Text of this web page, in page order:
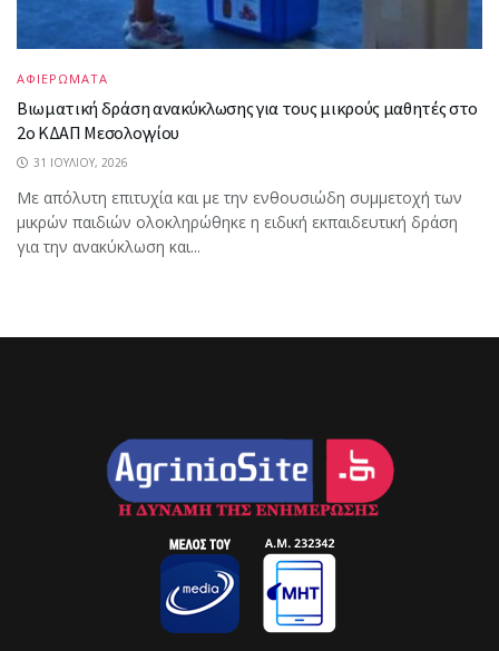
ΑΦΙΕΡΩΜΑΤΑ
Βιωματική δράση ανακύκλωσης για τους μικρούς μαθητές στο
2ο ΚΔΑΠ Μεσολογγίου
31 ΙΟΥΛΊΟΥ, 2026
Με απόλυτη επιτυχία και με την ενθουσιώδη συμμετοχή των
μικρών παιδιών ολοκληρώθηκε η ειδική εκπαιδευτική δράση
για την ανακύκλωση και...